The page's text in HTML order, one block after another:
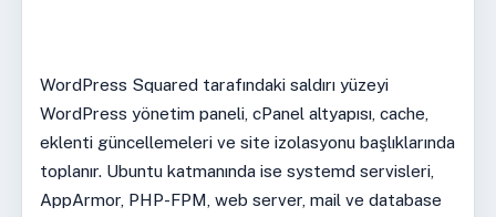
WordPress Squared tarafındaki saldırı yüzeyi
WordPress yönetim paneli, cPanel altyapısı, cache,
eklenti güncellemeleri ve site izolasyonu başlıklarında
toplanır. Ubuntu katmanında ise systemd servisleri,
AppArmor, PHP-FPM, web server, mail ve database